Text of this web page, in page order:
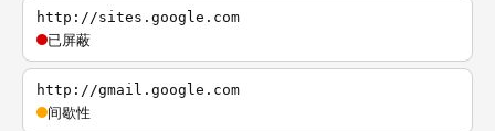
http://sites.google.com
已屏蔽
http://gmail.google.com
间歇性